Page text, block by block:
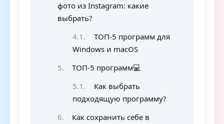
фото из Instagram: какие
выбрать?
ТОП-5 программ для
Windows и macOS
ТОП-5 программ💻
Как выбрать
подходящую программу?
Как сохранить себе в